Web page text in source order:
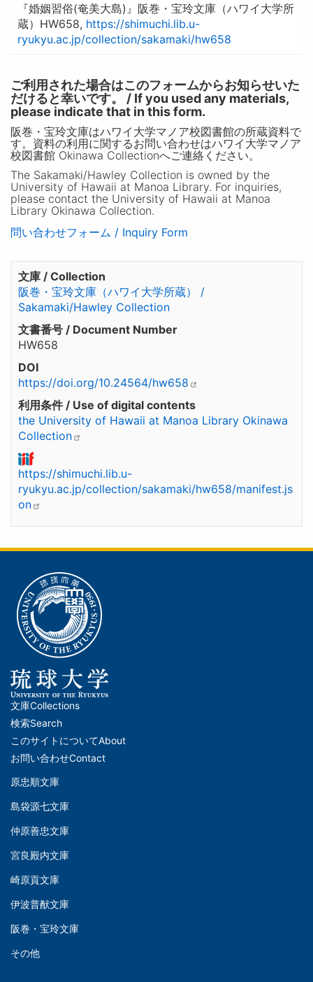
『婚姻習俗(奄美大島)』阪巻・宝玲文庫（ハワイ大学所
蔵）HW658, https://shimuchi.lib.u-
ryukyu.ac.jp/collection/sakamaki/hw658
ご利用された場合はこのフォームからお知らせいた
だけると幸いです。 / If you used any materials,
please indicate that in this form.
阪巻・宝玲文庫はハワイ大学マノア校図書館の所蔵資料で
す。資料の利用に関するお問い合わせはハワイ大学マノア
校図書館 Okinawa Collectionへご連絡ください。
The Sakamaki/Hawley Collection is owned by the
University of Hawaii at Manoa Library. For inquiries,
please contact the University of Hawaii at Manoa
Library Okinawa Collection.
問い合わせフォーム / Inquiry Form
文庫 / Collection
阪巻・宝玲文庫（ハワイ大学所蔵） /
Sakamaki/Hawley Collection
文書番号 / Document Number
HW658
DOI
https://doi.org/10.24564/hw658
利用条件 / Use of digital contents
the University of Hawaii at Manoa Library Okinawa
Collection
https://shimuchi.lib.u-
ryukyu.ac.jp/collection/sakamaki/hw658/manifest.js
on
メ
イ
ン
ナ
ビ
ー
シ
ョ
ン
ッ
タ
文庫Collections
検索Search
このサイトについてAbout
お問い合わせContact
文
(Left)
原忠順文庫
島袋源七文庫
仲原善忠文庫
文
(Middle)
宮良殿内文庫
崎原貢文庫
伊波普猷文庫
文
庫
阪巻・宝玲文庫
その他